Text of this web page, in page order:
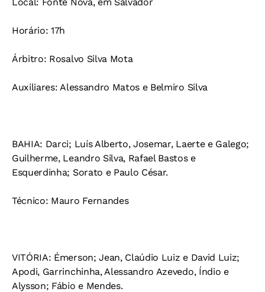
Horário: 17h
Árbitro: Rosalvo Silva Mota
Auxiliares: Alessandro Matos e Belmiro Silva
BAHIA: Darci; Luís Alberto, Josemar, Laerte e Galego;
Guilherme, Leandro Silva, Rafael Bastos e
Esquerdinha; Sorato e Paulo César.
Técnico: Mauro Fernandes
VITÓRIA: Émerson; Jean, Claúdio Luiz e David Luiz;
Apodi, Garrinchinha, Alessandro Azevedo, Índio e
Alysson; Fábio e Mendes.